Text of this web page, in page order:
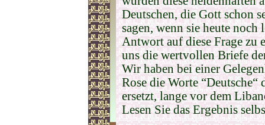
Deutschen, die Gott schon
sagen, wenn sie heute
Antwort auf diese Frage zu
uns die wertvollen Briefe
Wir haben bei einer
Rose die Worte
ersetzt, lange vor dem
Lesen Sie das Ergebnis